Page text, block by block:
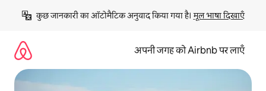
छोड़कर
कॉन्टेंट
कुछ जानकारी का ऑटोमैटिक अनुवाद किया गया है। मूल भाषा दिखाएँ
अपनी जगह को Airbnb पर लाएँ